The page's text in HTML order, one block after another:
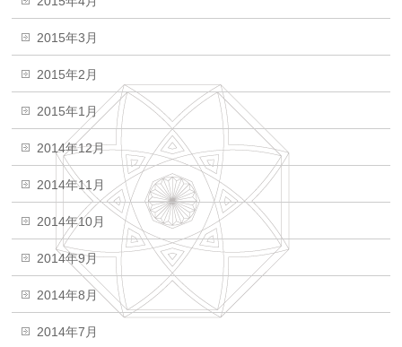
2015年3月
2015年2月
2015年1月
2014年12月
2014年11月
2014年10月
2014年9月
2014年8月
2014年7月